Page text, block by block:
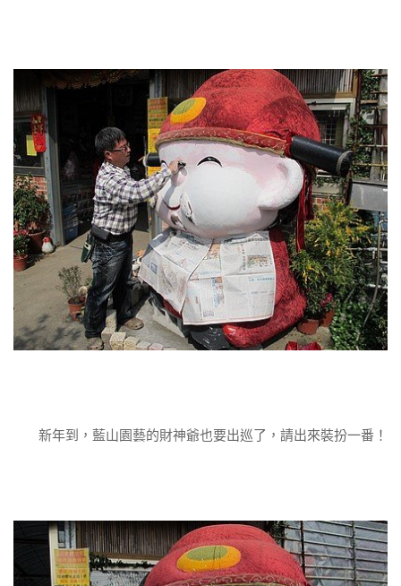
新年到，藍山園藝的財神爺也要出巡了，請出來裝扮一番！